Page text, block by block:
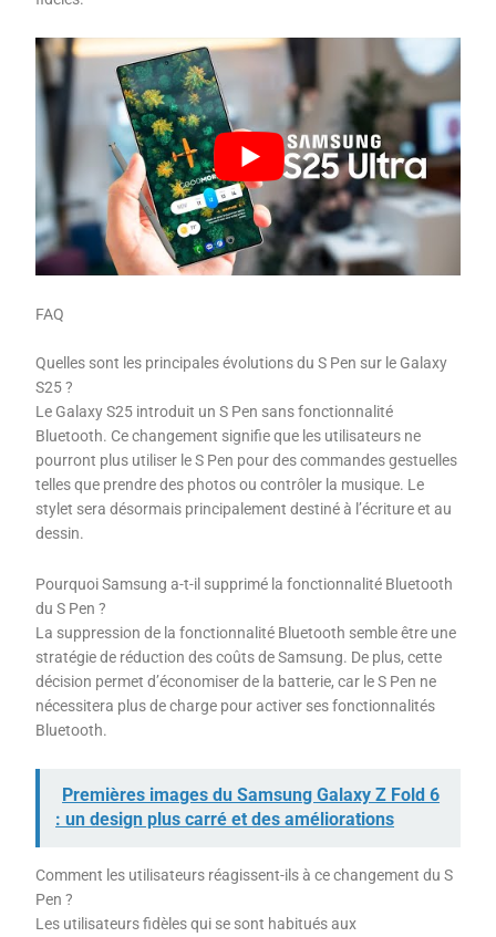
FAQ
Quelles sont les principales évolutions du S Pen sur le Galaxy
S25 ?
Le Galaxy S25 introduit un S Pen sans fonctionnalité
Bluetooth. Ce changement signifie que les utilisateurs ne
pourront plus utiliser le S Pen pour des commandes gestuelles
telles que prendre des photos ou contrôler la musique. Le
stylet sera désormais principalement destiné à l’écriture et au
dessin.
Pourquoi Samsung a-t-il supprimé la fonctionnalité Bluetooth
du S Pen ?
La suppression de la fonctionnalité Bluetooth semble être une
stratégie de réduction des coûts de Samsung. De plus, cette
décision permet d’économiser de la batterie, car le S Pen ne
nécessitera plus de charge pour activer ses fonctionnalités
Bluetooth.
Premières images du Samsung Galaxy Z Fold 6
: un design plus carré et des améliorations
Comment les utilisateurs réagissent-ils à ce changement du S
Pen ?
Les utilisateurs fidèles qui se sont habitués aux